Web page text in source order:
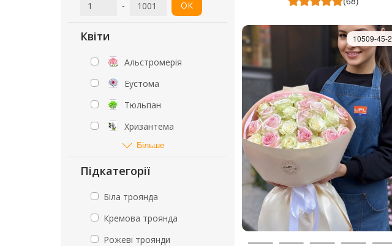
- ОК
Квіти
Альстромерія
Еустома
Тюльпан
Хризантема
Більше
Підкатегорії
Біла троянда
Кремова троянда
Рожеві троянди
10509-45-2